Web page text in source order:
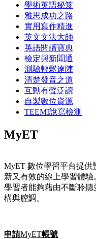
學術英語秘笈
雅思成功之路
實用寫作精進
英文文法大師
英語閱讀寶典
檢定與新聞通
測驗輕鬆達陣
清楚發音之道
互動有聲泛讀
自製數位資源
TEEMI說寫檢測
MyET
MyET 數位學習平台提供
新又有效的線上學習體驗
學習者能夠藉由不斷聆
構與腔調。
申請MyET帳號